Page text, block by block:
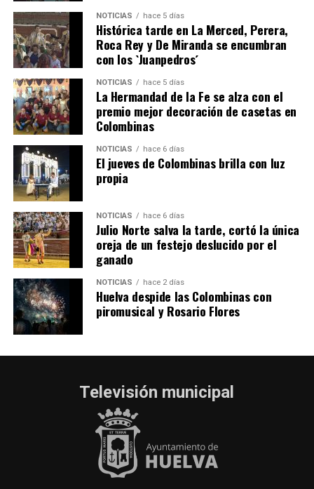
QUINTA CORRIDA DE LAS FIESTAS COLOMBINAS
2026
hace 3 días· Huelvatv
NOTICIAS hace 5 días
Histórica tarde en La Merced, Perera,
Roca Rey y De Miranda se encumbran
con los `Juanpedros´
NOTICIAS hace 5 días
La Hermandad de la Fe se alza con el
premio mejor decoración de casetas en
Colombinas
NOTICIAS hace 6 días
El jueves de Colombinas brilla con luz
propia
NOTICIAS hace 6 días
Julio Norte salva la tarde, cortó la única
oreja de un festejo deslucido por el
ganado
NOTICIAS hace 2 días
Huelva despide las Colombinas con
piromusical y Rosario Flores
Televisión municipal